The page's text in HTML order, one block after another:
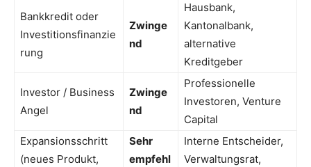
Bankkredit oder
Investitionsfinanzie
rung
Zwinge
nd
Hausbank,
Kantonalbank,
alternative
Kreditgeber
Investor / Business
Angel
Zwinge
nd
Professionelle
Investoren, Venture
Capital
Expansionsschritt
(neues Produkt,
Sehr
empfehl
Interne Entscheider,
Verwaltungsrat,